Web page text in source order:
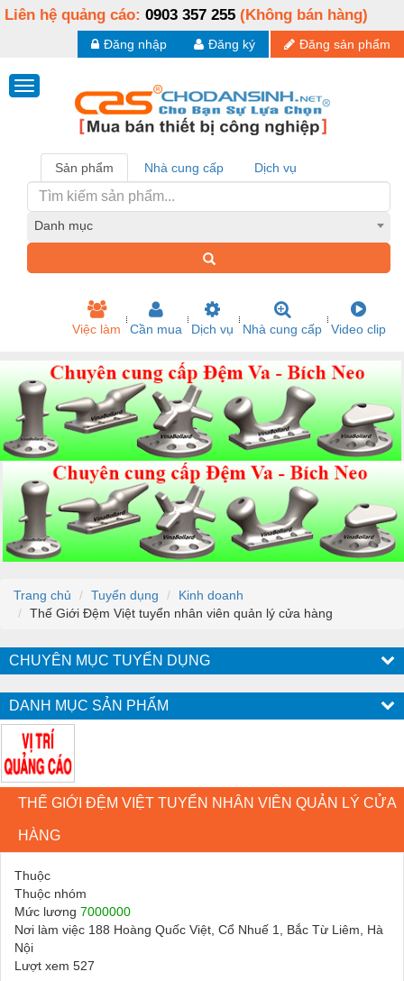
Liên hệ quảng cáo: 0903 357 255 (Không bán hàng)
Đăng sản phẩm
Đăng ký
Đăng nhập
Sản phẩm Nhà cung cấp Dịch vụ
Danh mục
Việc làm Cần mua Dịch vụ Nhà cung cấp Video clip
Trang chủ Tuyển dụng
Kinh doanh
Thế Giới Đệm Việt tuyển nhân viên quản lý cửa hàng
CHUYÊN MỤC TUYỂN DỤNG
DANH MỤC SẢN PHẨM
THẾ GIỚI ĐỆM VIỆT TUYỂN NHÂN VIÊN QUẢN LÝ CỬA
HÀNG
Thuộc
Thuộc nhóm
Mức lương 7000000
Nơi làm việc 188 Hoàng Quốc Việt, Cổ Nhuế 1, Bắc Từ Liêm, Hà
Nội
Lượt xem 527